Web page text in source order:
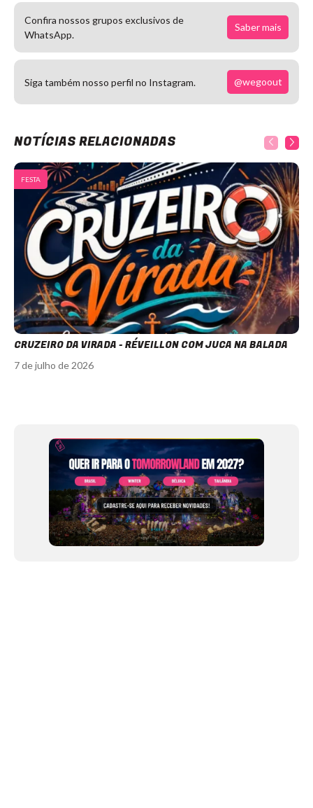
Confira nossos grupos exclusivos de
WhatsApp.
Saber mais
Siga também nosso perfil no Instagram. @wegoout
NOTÍCIAS RELACIONADAS
FESTA
CRUZEIRO DA VIRADA - RÉVEILLON COM JUCA NA BALADA
7 de julho de 2026